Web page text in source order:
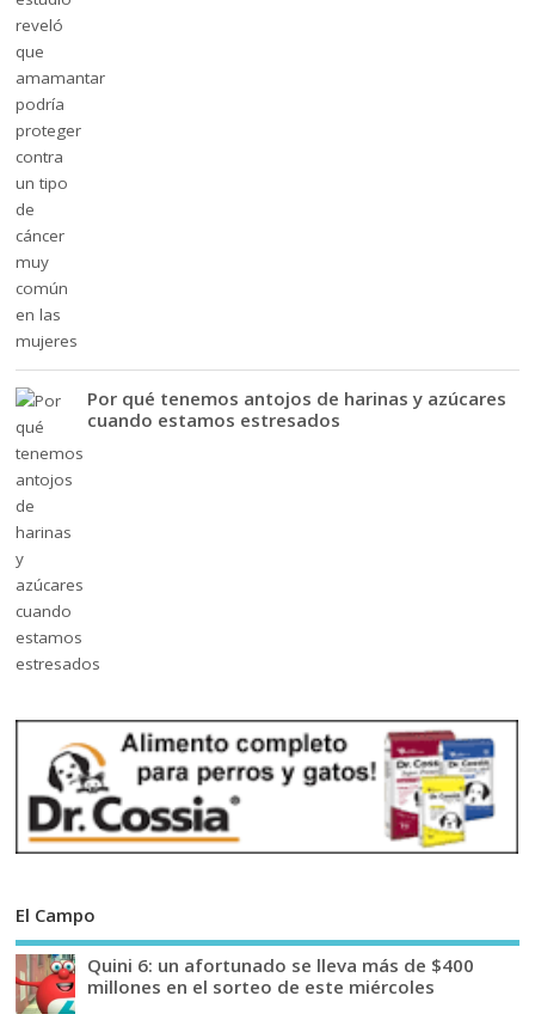
Por qué tenemos antojos de harinas y azúcares
cuando estamos estresados
El Campo
Quini 6: un afortunado se lleva más de $400
millones en el sorteo de este miércoles